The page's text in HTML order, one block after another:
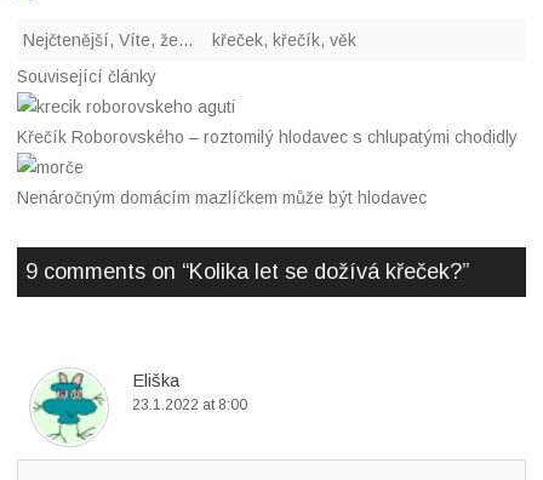
o
k
e
r
e
d
I
n
l
Nejčtenější, Víte, že... křeček, křečík, věk
Související články
Křečík Roborovského – roztomilý hlodavec s chlupatými chodidly
Nenáročným domácím mazlíčkem může být hlodavec
9 comments on “Kolika let se dožívá křeček?”
Eliška
23.1.2022 at 8:00